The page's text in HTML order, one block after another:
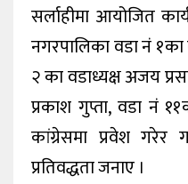
सर्लाहीमा आयोजित
नगरपालिका वडा नं
२ का वडाध्यक्ष अजय
प्रकाश गुप्ता, वडा नं
कांग्रेसमा प्रवेश गरेर
प्रतिवद्धता जनाए ।